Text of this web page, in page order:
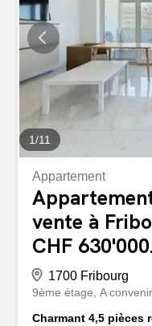
Une cave située au rez
parc intérieure est
pour CHF 30'000.?.
refaite en 2025.
pratique, à proximité
commerces et...
1/11
Appartement
vente à
CHF
1700 Fribourg
9ème étage A convenir
Charmant 4,5 pièces